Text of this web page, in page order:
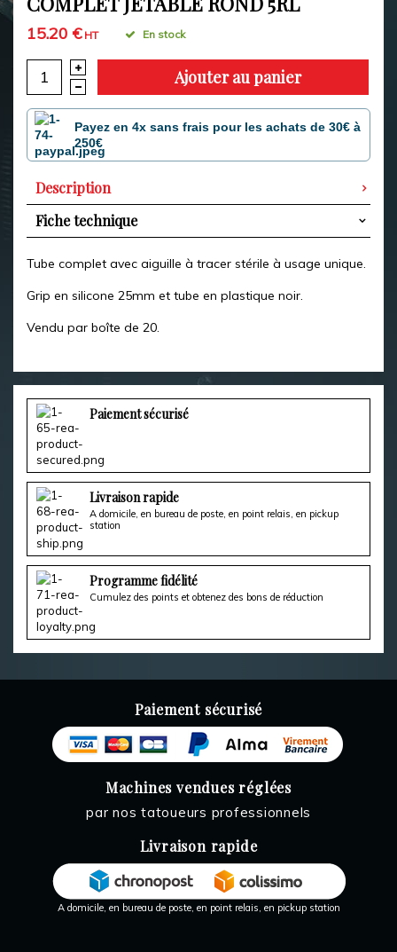
15.20 €HT En stock
Ajouter au panier
Payez en 4x sans frais pour les achats de 30€ à
250€
Description
Fiche technique
Tube complet avec aiguille à tracer stérile à usage unique.
Grip en silicone 25mm et tube en plastique noir.
Vendu par boîte de 20.
Paiement sécurisé
Livraison rapide
A domicile, en bureau de poste, en point relais, en pickup
station
Programme fidélité
Cumulez des points et obtenez des bons de réduction
Paiement sécurisé
Machines vendues réglées
par nos tatoueurs professionnels
Livraison rapide
A domicile, en bureau de poste, en point relais, en pickup station